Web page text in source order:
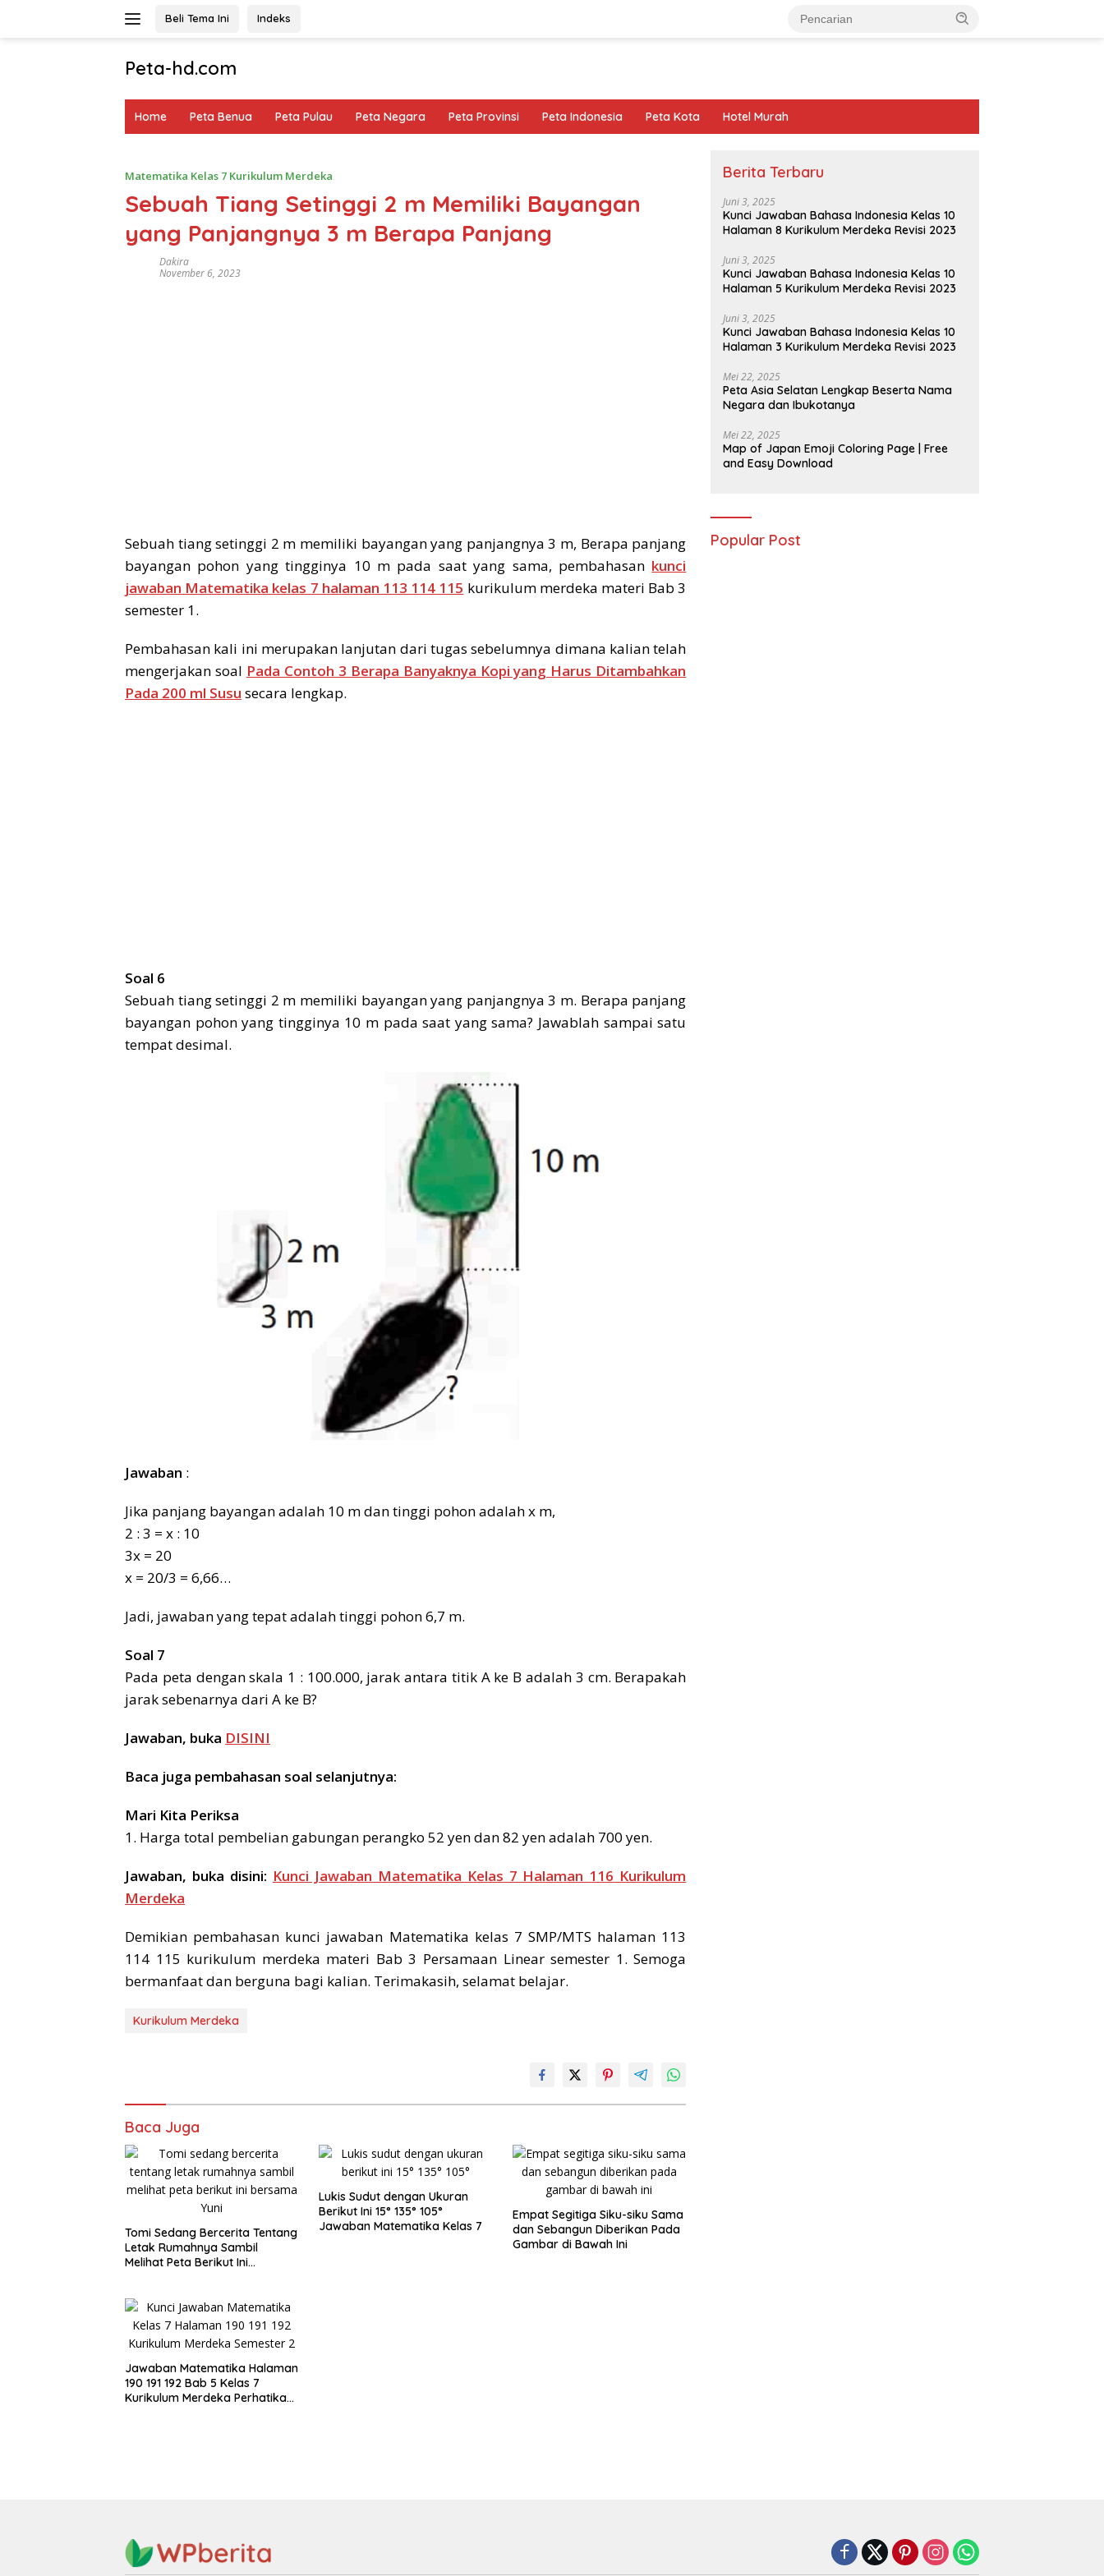
Beli Tema Ini Indeks
Peta-hd.com
Gambar
Home Peta Benua Peta Pulau Peta Negara Peta Provinsi Peta Indonesia Peta Kota Hotel Murah
Matematika Kelas 7 Kurikulum Merdeka
Sebuah Tiang Setinggi 2 m Memiliki Bayangan
yang Panjangnya 3 m Berapa Panjang
Dakira
November 6, 2023
Sebuah tiang setinggi 2 m memiliki bayangan yang panjangnya 3 m, Berapa panjang
bayangan pohon yang tingginya 10 m pada saat yang sama, pembahasan kunci
jawaban Matematika kelas 7 halaman 113 114 115 kurikulum merdeka materi Bab 3
semester 1.
Pembahasan kali ini merupakan lanjutan dari tugas sebelumnya dimana kalian telah
mengerjakan soal Pada Contoh 3 Berapa Banyaknya Kopi yang Harus Ditambahkan
Pada 200 ml Susu secara lengkap.
Soal 6
Sebuah tiang setinggi 2 m memiliki bayangan yang panjangnya 3 m. Berapa panjang
bayangan pohon yang tingginya 10 m pada saat yang sama? Jawablah sampai satu
tempat desimal.
Jawaban :
Jika panjang bayangan adalah 10 m dan tinggi pohon adalah x m,
2 : 3 = x : 10
3x = 20
x = 20/3 = 6,66…
Jadi, jawaban yang tepat adalah tinggi pohon 6,7 m.
Soal 7
Pada peta dengan skala 1 : 100.000, jarak antara titik A ke B adalah 3 cm. Berapakah
jarak sebenarnya dari A ke B?
Jawaban, buka DISINI
Baca juga pembahasan soal selanjutnya:
Mari Kita Periksa
1. Harga total pembelian gabungan perangko 52 yen dan 82 yen adalah 700 yen.
Jawaban, buka disini: Kunci Jawaban Matematika Kelas 7 Halaman 116 Kurikulum
Merdeka
Demikian pembahasan kunci jawaban Matematika kelas 7 SMP/MTS halaman 113
114 115 kurikulum merdeka materi Bab 3 Persamaan Linear semester 1. Semoga
bermanfaat dan berguna bagi kalian. Terimakasih, selamat belajar.
Kurikulum Merdeka
Baca Juga
Tomi Sedang Bercerita Tentang
Letak Rumahnya Sambil
Melihat Peta Berikut Ini
Lukis Sudut dengan Ukuran
Berikut Ini 15° 135° 105°
Jawaban Matematika Kelas 7
Empat Segitiga Siku-siku Sama
dan Sebangun Diberikan Pada
Gambar di Bawah Ini
Jawaban Matematika Halaman
190 191 192 Bab 5 Kelas 7
Kurikulum Merdeka Perhatikan
Berita Terbaru
Juni 3, 2025
Kunci Jawaban Bahasa Indonesia Kelas 10
Halaman 8 Kurikulum Merdeka Revisi 2023
Juni 3, 2025
Kunci Jawaban Bahasa Indonesia Kelas 10
Halaman 5 Kurikulum Merdeka Revisi 2023
Juni 3, 2025
Kunci Jawaban Bahasa Indonesia Kelas 10
Halaman 3 Kurikulum Merdeka Revisi 2023
Mei 22, 2025
Peta Asia Selatan Lengkap Beserta Nama
Negara dan Ibukotanya
Mei 22, 2025
Map of Japan Emoji Coloring Page | Free
and Easy Download
Popular Post